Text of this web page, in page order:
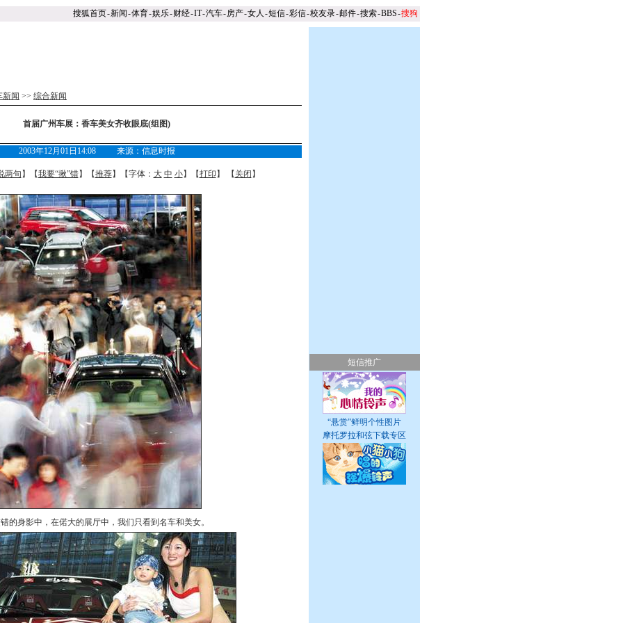
搜狐首页-新闻-体育-娱乐-财经-IT-汽车-房产-女人 -短信-彩信-校友录-邮件-搜索-BBS-搜狗
新闻 >> 综合新闻
首届广州车展：香车美女齐收眼底(组图)
2003年12月01日14:08 来源：信息时报
两句 】【我要“揪”错】【推荐】【字体： 大 中 小】【打印 】 【 关闭 】
的身影中，在偌大的展厅中，我们只看到名车和美女。
短信推广
“悬赏”鲜明个性图片
摩托罗拉和弦下载专区